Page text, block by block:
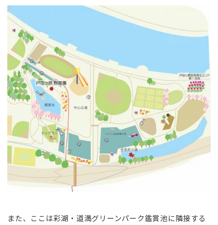
また、ここは彩湖・道満グリーンパーク鑑賞池に隣接する